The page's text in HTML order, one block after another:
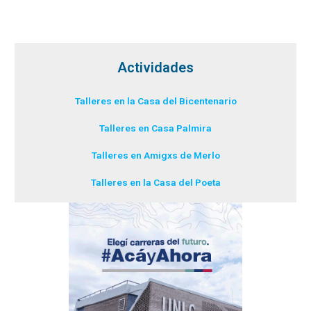
Actividades
Talleres en la Casa del Bicentenario
Talleres en Casa Palmira
Talleres en Amigxs de Merlo
Talleres en la Casa del Poeta